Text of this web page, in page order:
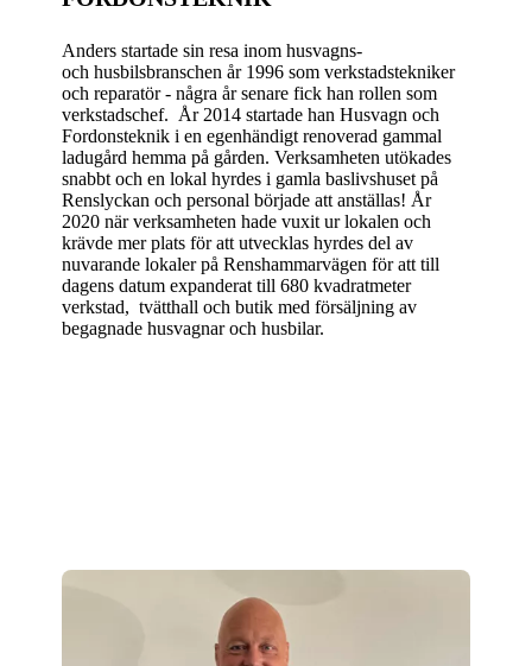
Anders startade sin resa inom husvagns-
och husbilsbranschen år 1996 som verkstadstekniker
och reparatör - några år senare fick han rollen som
verkstadschef. År 2014 startade han Husvagn och
Fordonsteknik i en egenhändigt renoverad gammal
ladugård hemma på gården. Verksamheten utökades
snabbt och en lokal hyrdes i gamla baslivshuset på
Renslyckan och personal började att anställas! År
2020 när verksamheten hade vuxit ur lokalen och
krävde mer plats för att utvecklas hyrdes del av
nuvarande lokaler på Renshammarvägen för att till
dagens datum expanderat till 680 kvadratmeter
verkstad, tvätthall och butik med försäljning av
begagnade husvagnar och husbilar.